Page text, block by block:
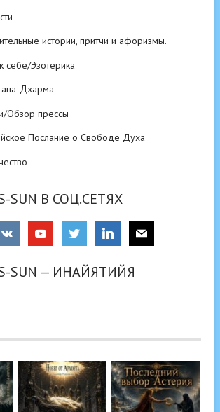
истории, притчи и афоризмы.
себе/Эзотерика
Дхарма
Обзор прессы
Послание о Свободе Духа
SUN В СОЦ.СЕТЯХ
SUN — ИНАЙЯТИЙЯ